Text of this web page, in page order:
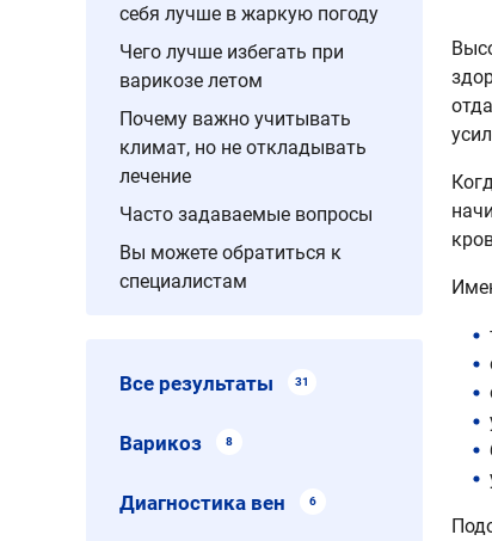
себя лучше в жаркую погоду
Чего лучше избегать при
варикозе летом
Почему важно учитывать
климат, но не откладывать
лечение
Часто задаваемые вопросы
Вы можете обратиться к
специалистам
Все результаты 31
Варикоз 8
Диагностика вен 6